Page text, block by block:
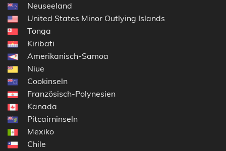
Neuseeland
United States Minor Outlying Islands
Tonga
Kiribati
Amerikanisch-Samoa
Niue
Cookinseln
Französisch-Polynesien
Kanada
Pitcairninseln
Mexiko
Chile